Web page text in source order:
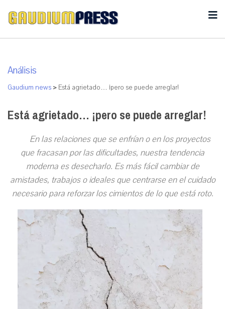
Análisis
Gaudium news > Está agrietado… ¡pero se puede arreglar!
Está agrietado… ¡pero se puede arreglar!
En las relaciones que se enfrían o en los proyectos
que fracasan por las dificultades, nuestra tendencia
moderna es desecharlo. Es más fácil cambiar de
amistades, trabajos o ideales que centrarse en el cuidado
necesario para reforzar los cimientos de lo que está roto.